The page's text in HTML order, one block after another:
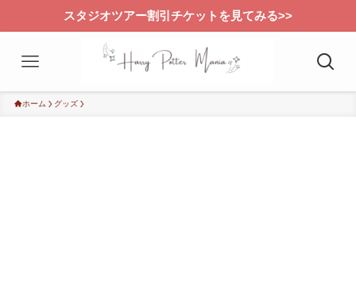
スタジオツアー割引チケットを見てみる>>
ホーム グッズ